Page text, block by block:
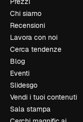
Chi siamo
Recensioni
Lavora con noi
Cerca tendenze
Blog
Eventi
Slidesgo
Vendi i tuoi contenuti
Sala stampa